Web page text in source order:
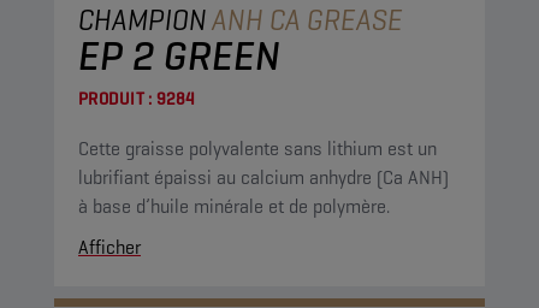
CHAMPIONANH CA GREASE
EP 2 GREEN
PRODUIT : 9284
Cette graisse polyvalente sans lithium est un
lubrifiant épaissi au calcium anhydre (Ca ANH)
à base d’huile minérale et de polymère.
Afficher